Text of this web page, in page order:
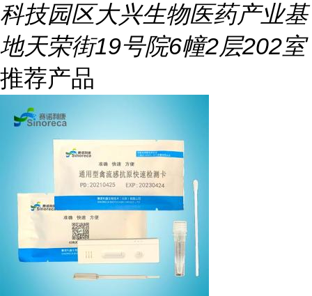
科技园区大兴生物医药产业基
地天荣街19号院6幢2层202室
推荐产品